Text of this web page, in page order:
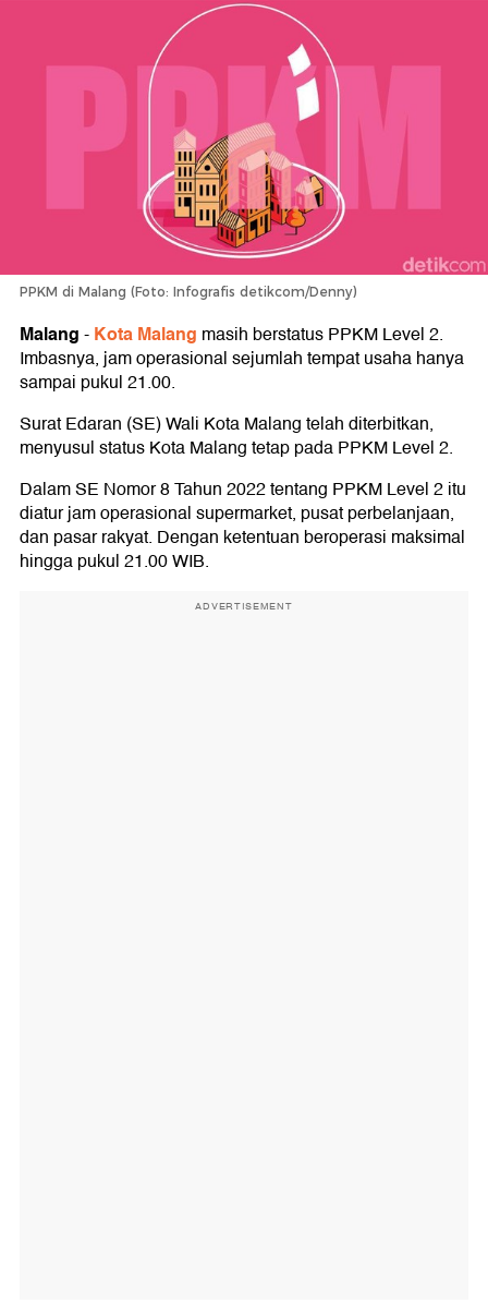
PPKM di Malang (Foto: Infografis detikcom/Denny)
Malang-Kota Malang masih berstatus PPKM Level 2.
Imbasnya, jam operasional sejumlah tempat usaha hanya
sampai pukul 21.00.
Surat Edaran (SE) Wali Kota Malang telah diterbitkan,
menyusul status Kota Malang tetap pada PPKM Level 2.
Dalam SE Nomor 8 Tahun 2022 tentang PPKM Level 2 itu
diatur jam operasional supermarket, pusat perbelanjaan,
dan pasar rakyat. Dengan ketentuan beroperasi maksimal
hingga pukul 21.00 WIB.
ADVERTISEMENT